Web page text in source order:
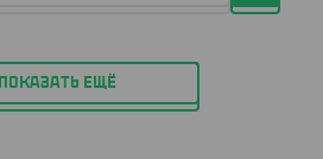
ПОКАЗАТЬ ЕЩЁ